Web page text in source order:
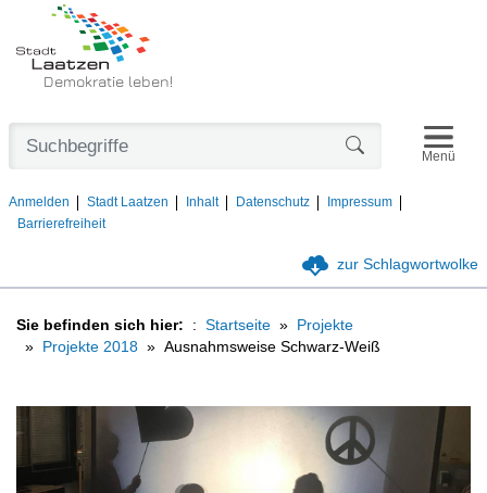
Demokratie leben!
Anmelden Stadt Laatzen Inhalt Datenschutz
Impressum
Barrierefreiheit
Menü
zur Schlagwortwolke
Sie befinden sich hier: Startseite
Projekte
Projekte 2018
Ausnahmsweise Schwarz-Weiß